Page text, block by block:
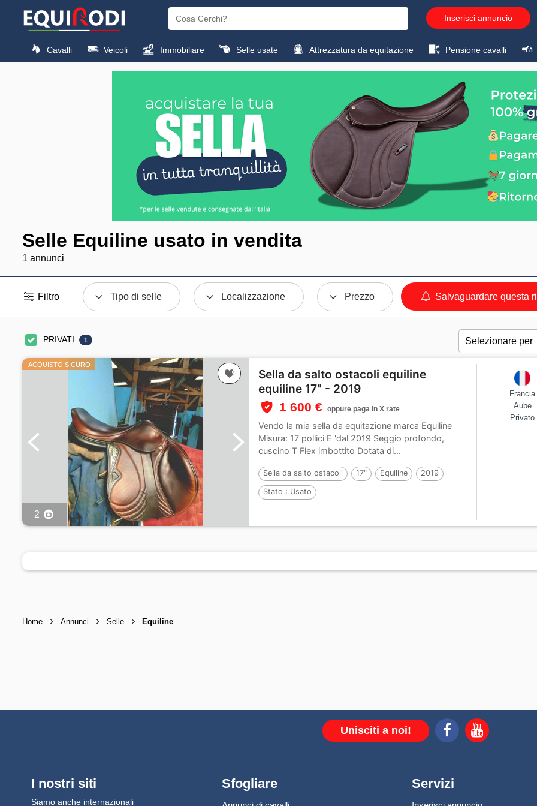
Inserisci annuncio
Cavalli Veicoli Immobiliare Selle usate Attrezzatura da equitazione Pensione cavalli
Selle Equiline usato in vendita
1 annunci
Filtro Tipo di selle Localizzazione Prezzo Salvaguardare questa
PRIVATI 1
ACQUISTO SICURO
2
Sella da salto ostacoli equiline
equiline 17" - 2019
1 600 € oppure paga in X rate
Vendo la mia sella da equitazione marca Equiline
Misura: 17 pollici E 'dal 2019 Seggio profondo,
cuscino T Flex imbottito Dotata di...
Sella da salto ostacoli 17" Equiline 2019
Stato : Usato
Francia
Aube
Privato
Home Annunci Selle Equiline
Unisciti a noi!
I nostri siti
Siamo anche internazionali
Sfogliare Servizi